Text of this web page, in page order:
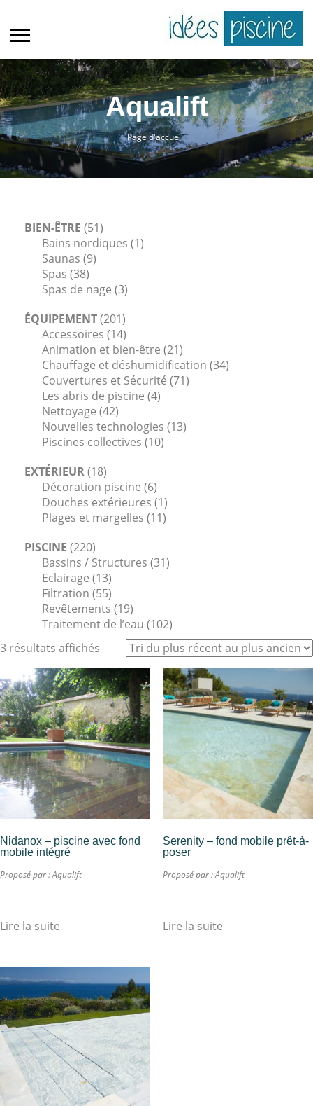
Aqualift
Page d'accueil
BIEN-ÊTRE (51)
Bains nordiques (1)
Saunas (9)
Spas (38)
Spas de nage (3)
ÉQUIPEMENT(201)
Accessoires (14)
Animation et bien-être (21)
Chauffage et déshumidification (34)
Couvertures et Sécurité (71)
Les abris de piscine (4)
Nettoyage (42)
Nouvelles technologies (13)
Piscines collectives (10)
EXTÉRIEUR(18)
Décoration piscine (6)
Douches extérieures (1)
Plages et margelles (11)
PISCINE (220)
Bassins / Structures (31)
Eclairage (13)
Filtration (55)
Revêtements (19)
Traitement de l’eau (102)
3 résultats affichés
Nidanox – piscine avec fond
mobile intégré
Proposé par :Aqualift
Lire la suite
Serenity – fond mobile prêt-à-
poser
Proposé par :Aqualift
Lire la suite